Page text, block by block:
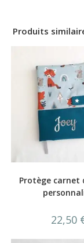
Produits
Protège carnet
22,50